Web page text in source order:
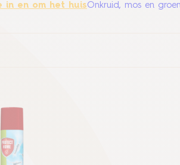
in en om het huisOnkruid, mos en